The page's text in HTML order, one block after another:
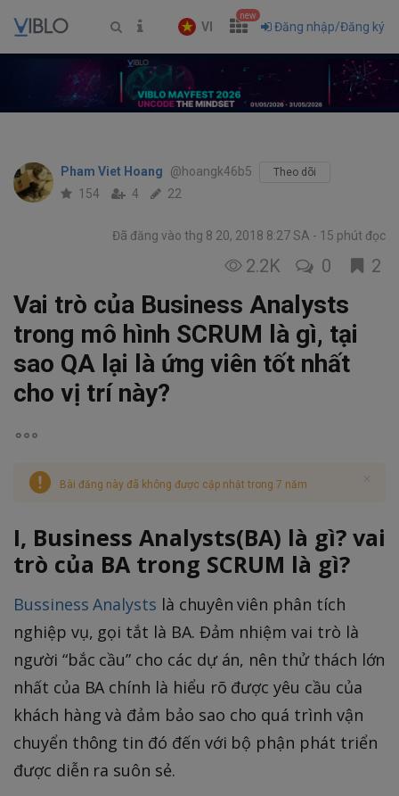
VI
new
Đăng nhập/Đăng ký
Pham Viet Hoang @hoangk46b5 Theo dõi
154 4 22
Đã đăng vào thg 8 20, 2018 8:27 SA 15 phút đọc
2.2K 0 2
Vai trò của Business Analysts
trong mô hình SCRUM là gì, tại
sao QA lại là ứng viên tốt nhất
cho vị trí này?
Bài đăng này đã không được cập nhật trong 7 năm
I, Business Analysts(BA) là gì? vai
trò của BA trong SCRUM là gì?
Bussiness Analysts là chuyên viên phân tích
nghiệp vụ, gọi tắt là BA. Đảm nhiệm vai trò là
người “bắc cầu” cho các dự án, nên thử thách lớn
nhất của BA chính là hiểu rõ được yêu cầu của
khách hàng và đảm bảo sao cho quá trình vận
chuyển thông tin đó đến với bộ phận phát triển
được diễn ra suôn sẻ.